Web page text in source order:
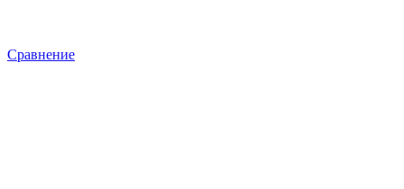
Сравнение